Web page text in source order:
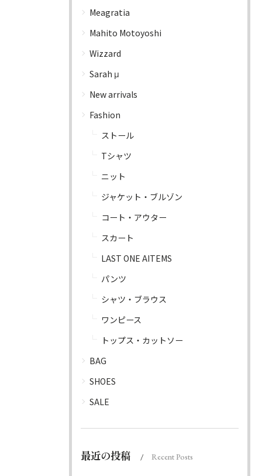
Meagratia
Mahito Motoyoshi
Wizzard
Sarah μ
New arrivals
Fashion
ストール
Tシャツ
ニット
ジャケット・ブルゾン
コート・アウター
スカート
LAST ONE AITEMS
パンツ
シャツ・ブラウス
ワンピース
トップス・カットソー
BAG
SHOES
SALE
最近の投稿 Recent Posts